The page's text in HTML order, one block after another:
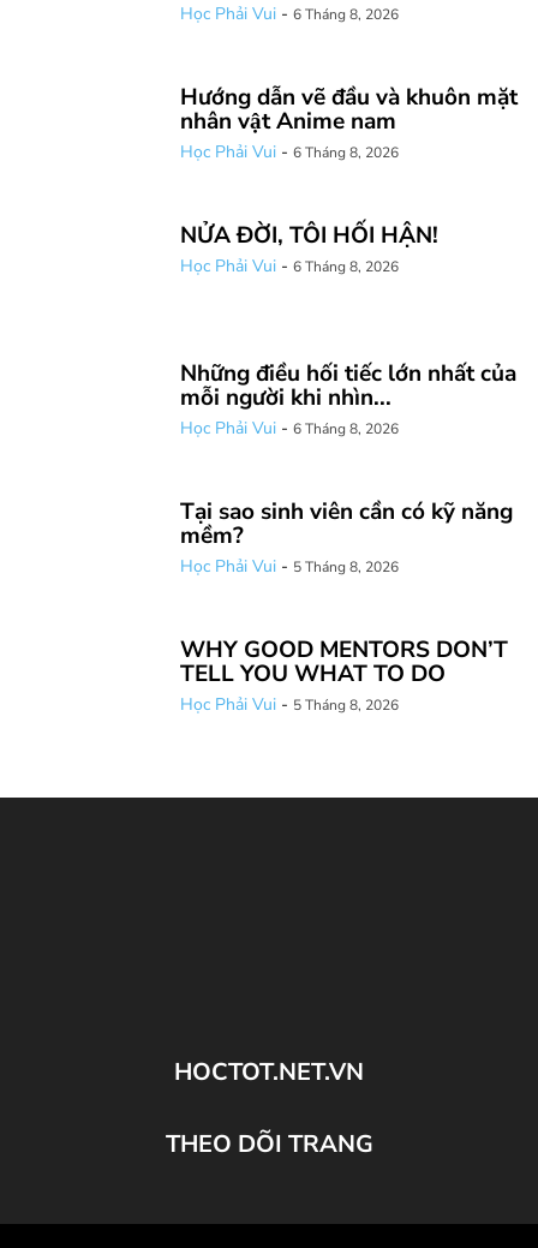
Học Phải Vui - 6 Tháng 8, 2026
Hướng dẫn vẽ đầu và khuôn mặt
nhân vật Anime nam
Học Phải Vui - 6 Tháng 8, 2026
NỬA ĐỜI, TÔI HỐI HẬN!
Học Phải Vui - 6 Tháng 8, 2026
Những điều hối tiếc lớn nhất của
mỗi người khi nhìn...
Học Phải Vui - 6 Tháng 8, 2026
Tại sao sinh viên cần có kỹ năng
mềm?
Học Phải Vui - 5 Tháng 8, 2026
WHY GOOD MENTORS DON’T
TELL YOU WHAT TO DO
Học Phải Vui - 5 Tháng 8, 2026
HOCTOT.NET.VN
THEO DÕI TRANG